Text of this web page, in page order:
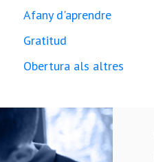
Afany d'aprendre
Gratitud
Obertura als altres